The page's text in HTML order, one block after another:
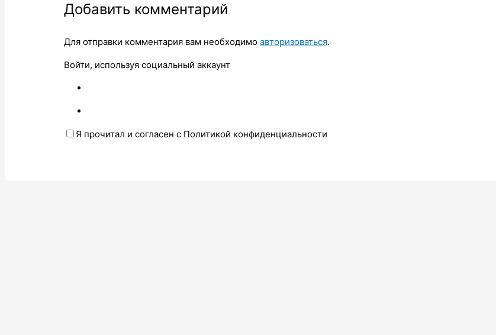
Добавить комментарий
Для отправки комментария вам необходимоавторизоваться.
Войти, используя социальный аккаунт
Я прочитал и согласен с Политикой конфиденциальности